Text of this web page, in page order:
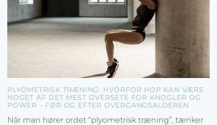
PLYOMETRISK TRÆNING: HVORFOR HOP KAN VÆRE
NOGET AF DET MEST OVERSETE FOR KNOGLER OG
POWER – FØR OG EFTER OVERGANGSALDEREN
Når man hører ordet “plyometrisk træning”, tænker